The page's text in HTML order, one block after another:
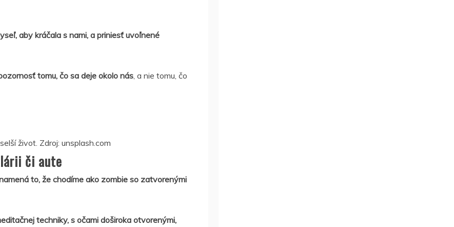
aby kráčala s nami, a priniesť uvoľnené
tomu, čo sa deje okolo nás, a nie tomu, čo
život. Zdroj: unsplash.com
či aute
to, že chodíme ako zombie so zatvorenými
techniky, s očami doširoka otvorenými,